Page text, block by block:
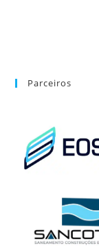
Parceiros